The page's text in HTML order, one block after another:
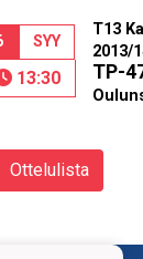
SYY
13:30
T13
2013/
TP-
Ottelulista